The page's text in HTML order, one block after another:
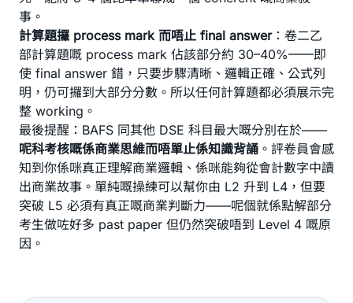
事。
計算題攞 process mark 而唔止 final answer：卷二乙
部計算題嘅 process mark 佔該部分約 30–40%——即
使 final answer 錯，只要步驟清晰、邏輯正確、公式列
明，仍可攞到大部分分數。所以任何計算題都必須展示完
整 working。
最後提醒：BAFS 同其他 DSE 科目最大嘅分別在於——
呢科考核嘅係商業思維而唔單止係知識背誦 。評卷員會感
知到你係咪真正理解商業邏輯、係咪能夠從會計數字中讀
出商業故事。單純嘅操練可以幫你由 L2 升到 L4，但要
突破 L5 必須有真正嘅商業判斷力——呢個就係點解部分
考生做咗好多 past paper 但仍然突破唔到 Level 4 嘅原
因。